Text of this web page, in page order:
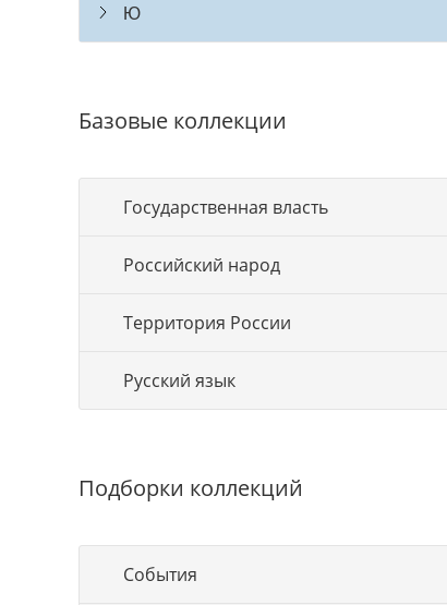
Ю
Базовые коллекции
Государственная власть
Российский народ
Территория России
Русский язык
Подборки коллекций
События